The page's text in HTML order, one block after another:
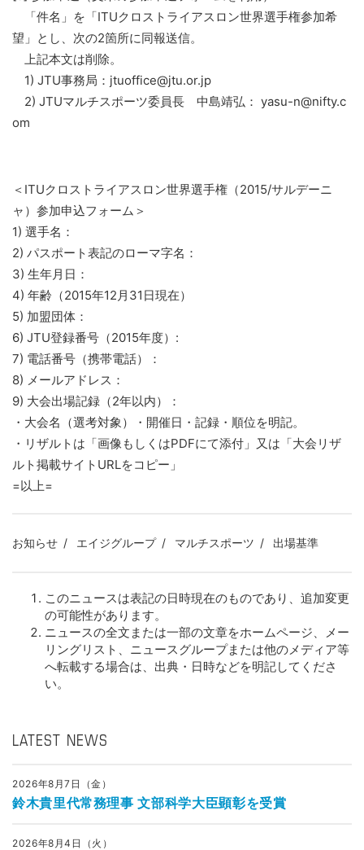
「件名」を「ITUクロストライアスロン世界選手権参加希
望」とし、次の2箇所に同報送信。
上記本文は削除。
1) JTU事務局：jtuoffice@jtu.or.jp
2) JTUマルチスポーツ委員長 中島靖弘： yasu-n@nifty.c
om
＜ITUクロストライアスロン世界選手権（2015/サルデーニ
ャ）参加申込フォーム＞
1) 選手名：
2) パスポート表記のローマ字名：
3) 生年月日：
4) 年齢（2015年12月31日現在）
5) 加盟団体：
6) JTU登録番号（2015年度）:
7) 電話番号（携帯電話）：
8) メールアドレス：
9) 大会出場記録（2年以内）：
・大会名（選考対象）・開催日・記録・順位を明記。
・リザルトは「画像もしくはPDFにて添付」又は「大会リザ
ルト掲載サイトURLをコピー」
=以上=
お知らせ エイジグループ マルチスポーツ 出場基準
このニュースは表記の日時現在のものであり、追加変更
の可能性があります。
ニュースの全文または一部の文章をホームページ、メー
リングリスト、ニュースグループまたは他のメディア等
へ転載する場合は、出典・日時などを明記してくださ
い。
LATEST NEWS
2026年8月7日（金）
鈴木貴里代常務理事 文部科学大臣顕彰を受賞
2026年8月4日（火）